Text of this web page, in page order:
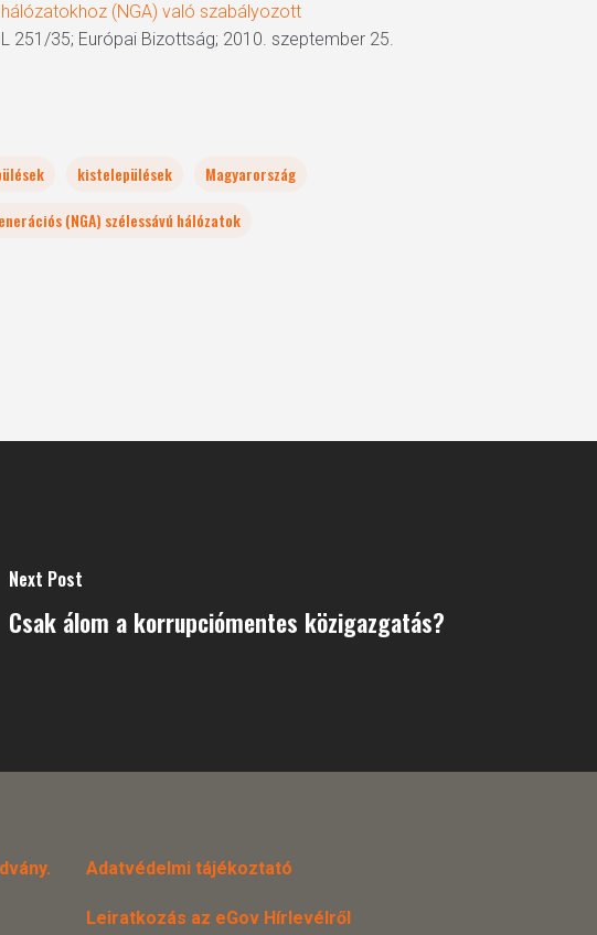
(NGA) való szabályozott
251/35; Európai Bizottság; 2010. szeptember 25.
kistelepülések
Magyarország
(NGA) szélessávú hálózatok
Next Post
Csak álom a korrupciómentes közigazgatás?
Adatvédelmi tájékoztató
Leiratkozás az eGov Hírlevélről